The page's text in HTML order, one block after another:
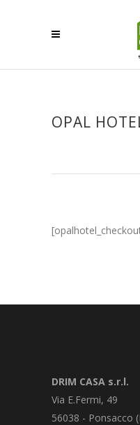
OPAL
DRIM CASA s.r.l.
Via E.Fermi, 49
56038 - Ponsacco